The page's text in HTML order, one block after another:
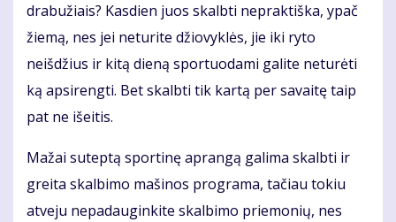
drabužiais? Kasdien juos skalbti nepraktiška, ypač
žiemą, nes jei neturite džiovyklės, jie iki ryto
neišdžius ir kitą dieną sportuodami galite neturėti
ką apsirengti. Bet skalbti tik kartą per savaitę taip
pat ne išeitis.
Mažai suteptą sportinę aprangą galima skalbti ir
greita skalbimo mašinos programa, tačiau tokiu
atveju nepadauginkite skalbimo priemonių, nes